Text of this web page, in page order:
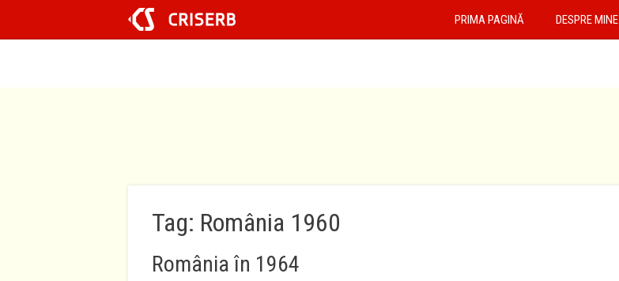
conținut
PRIMA PAGINĂ DESPRE MINE
Tag: România 1960
România în 1964